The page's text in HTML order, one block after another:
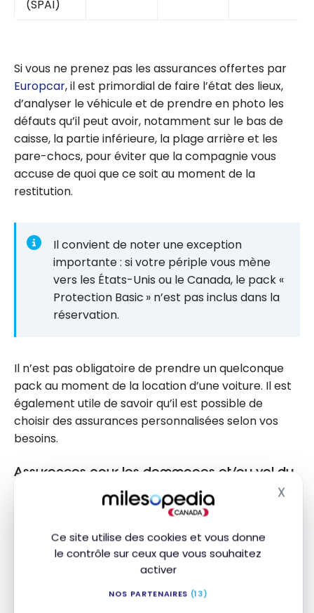
Ce site utilise des cookies et vous donne
le contrôle sur ceux que vous souhaitez
activer
NOS PARTENAIRES (13)
X
(SPAI)
Si vous ne prenez pas les assurances offertes par
Europcar, il est primordial de faire l’état des lieux,
d’analyser le véhicule et de prendre en photo les
défauts qu’il peut avoir, notamment sur le bas de
caisse, la partie inférieure, la plage arrière et les
pare-chocs, pour éviter que la compagnie vous
accuse de quoi que ce soit au moment de la
restitution.
Il convient de noter une exception
importante : si votre périple vous mène
vers les États-Unis ou le Canada, le pack «
Protection Basic » n’est pas inclus dans la
réservation.
Il n’est pas obligatoire de prendre un quelconque
pack au moment de la location d’une voiture. Il est
également utile de savoir qu’il est possible de
choisir des assurances personnalisées selon vos
besoins.
Assurances pour les dommages et/ou vol du
Lorsque l’on prend la route, levoyage
d’autres. Les dommages au véhicule ou le vol de
celui-ci sont des situations auxquelles il est sage de
se prémunir contre ces éventualités.